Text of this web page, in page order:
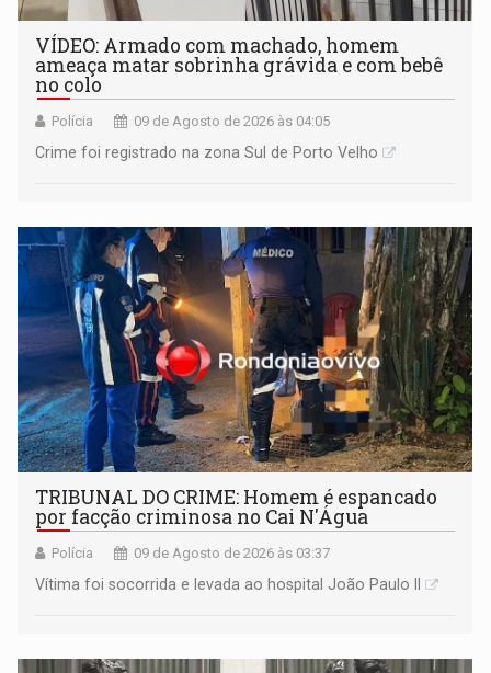
VÍDEO: Armado com machado, homem
ameaça matar sobrinha grávida e com bebê
no colo
Polícia 09 de Agosto de 2026 às 04:05
Crime foi registrado na zona Sul de Porto Velho
TRIBUNAL DO CRIME: Homem é espancado
por facção criminosa no Cai N'Água
Polícia 09 de Agosto de 2026 às 03:37
Vítima foi socorrida e levada ao hospital João Paulo II